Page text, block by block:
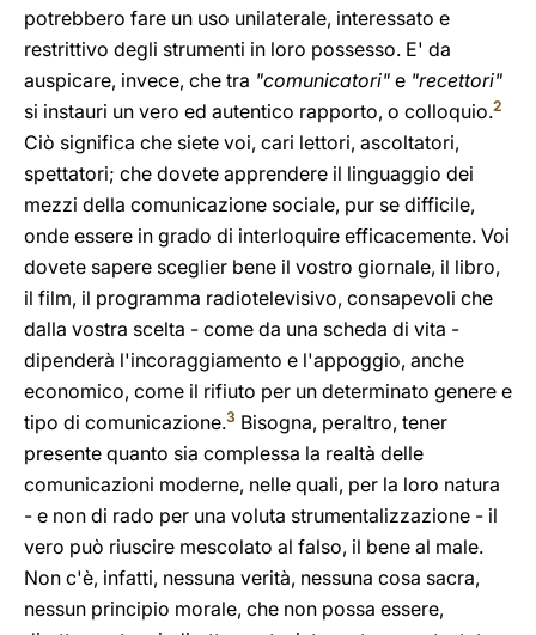
potrebbero fare un uso unilaterale, interessato e
restrittivo degli strumenti in loro possesso. E' da
auspicare, invece, che tra "comunicatori" e "recettori"
si instauri un vero ed autentico rapporto, o colloquio.2
Ciò significa che siete voi, cari lettori, ascoltatori,
spettatori; che dovete apprendere il linguaggio dei
mezzi della comunicazione sociale, pur se difficile,
onde essere in grado di interloquire efficacemente. Voi
dovete sapere sceglier bene il vostro giornale, il libro,
il film, il programma radiotelevisivo, consapevoli che
dalla vostra scelta - come da una scheda di vita -
dipenderà l'incoraggiamento e l'appoggio, anche
economico, come il rifiuto per un determinato genere e
tipo di comunicazione.3 Bisogna, peraltro, tener
presente quanto sia complessa la realtà delle
comunicazioni moderne, nelle quali, per la loro natura
- e non di rado per una voluta strumentalizzazione - il
vero può riuscire mescolato al falso, il bene al male.
Non c'è, infatti, nessuna verità, nessuna cosa sacra,
nessun principio morale, che non possa essere,